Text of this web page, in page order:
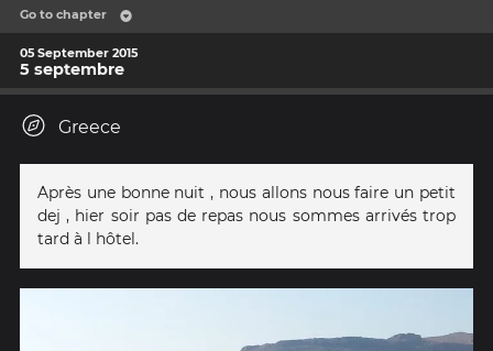
Go to chapter
05 September 2015
5 septembre
Greece
Après une bonne nuit , nous allons nous faire un petit
dej , hier soir pas de repas nous sommes arrivés trop
tard à l hôtel.